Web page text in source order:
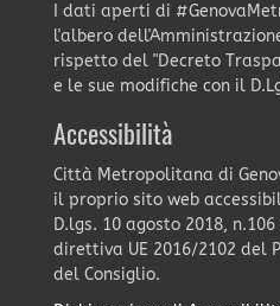
I dati aperti di
l'albero
rispetto del "Decreto
e le sue modifiche con il
Accessibilità
Città Metropolitana di
il proprio sito web
D.lgs. 10 agosto 2018,
direttiva UE 2016/2102 del
del Consiglio.